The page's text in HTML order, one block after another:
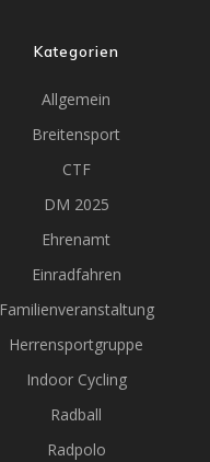
Kategorien
Allgemein
Breitensport
CTF
DM 2025
Ehrenamt
Einradfahren
Familienveranstaltung
Herrensportgruppe
Indoor Cycling
Radball
Radpolo